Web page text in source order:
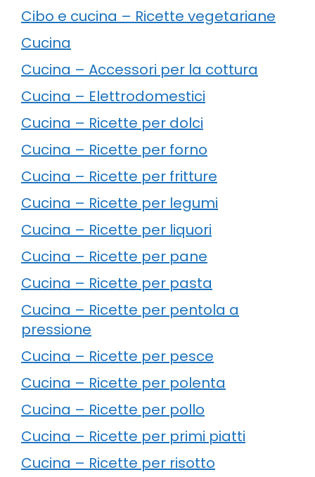
Cibo e cucina – Ricette vegetariane
Cucina
Cucina – Accessori per la cottura
Cucina – Elettrodomestici
Cucina – Ricette per dolci
Cucina – Ricette per forno
Cucina – Ricette per fritture
Cucina – Ricette per legumi
Cucina – Ricette per liquori
Cucina – Ricette per pane
Cucina – Ricette per pasta
Cucina – Ricette per pentola a
pressione
Cucina – Ricette per pesce
Cucina – Ricette per polenta
Cucina – Ricette per pollo
Cucina – Ricette per primi piatti
Cucina – Ricette per risotto